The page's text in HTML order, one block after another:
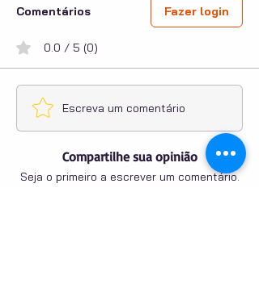
Comentários Fazer login
0.0 / 5 (0)
Escreva um comentário
Compartilhe sua opinião
Seja o primeiro a escrever um comentário.